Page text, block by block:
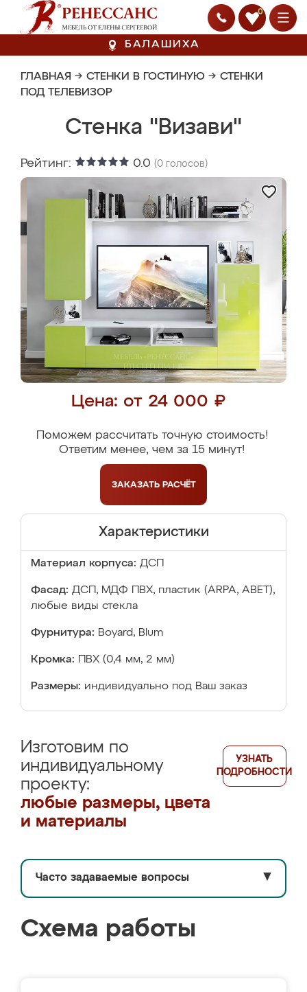
0
БАЛАШИХА
ГЛАВНАЯ → СТЕНКИ В ГОСТИНУЮ → СТЕНКИ
ПОД ТЕЛЕВИЗОР
Стенка "Визави"
Рейтинг: 0.0 (0 голосов)
Цена: от 24 000 ₽
Поможем рассчитать точную стоимость!
Ответим менее, чем за 15 минут!
ЗАКАЗАТЬ РАСЧЁТ
Характеристики
Материал корпуса: ДСП
Фасад: ДСП, МДФ ПВХ, пластик (ARPA, ABET),
любые виды стекла
Фурнитура: Boyard, Blum
Кромка: ПВХ (0,4 мм, 2 мм)
Размеры: индивидуально под Ваш заказ
Изготовим по
индивидуальному
проекту:
любые размеры, цвета
и материалы
УЗНАТЬ
ПОДРОБНОСТИ
Часто задаваемые вопросы ▼
Схема работы